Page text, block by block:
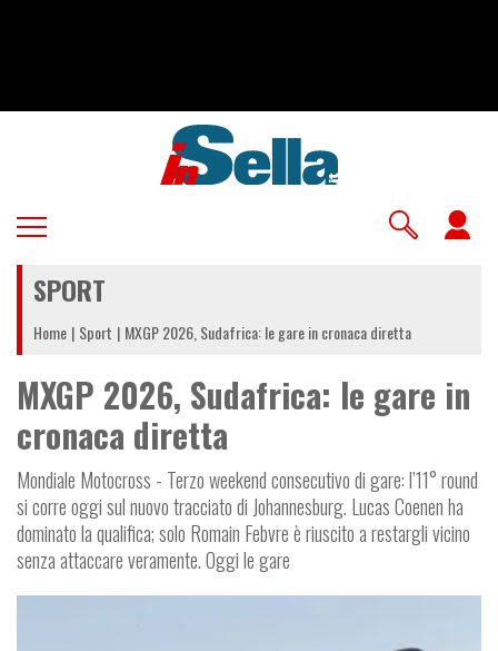
SPORT
Home Sport MXGP 2026, Sudafrica: le gare in cronaca diretta
MXGP 2026, Sudafrica: le gare in
cronaca diretta
Mondiale Motocross - Terzo weekend consecutivo di gare: l’11° round
si corre oggi sul nuovo tracciato di Johannesburg. Lucas Coenen ha
dominato la qualifica; solo Romain Febvre è riuscito a restargli vicino
senza attaccare veramente. Oggi le gare